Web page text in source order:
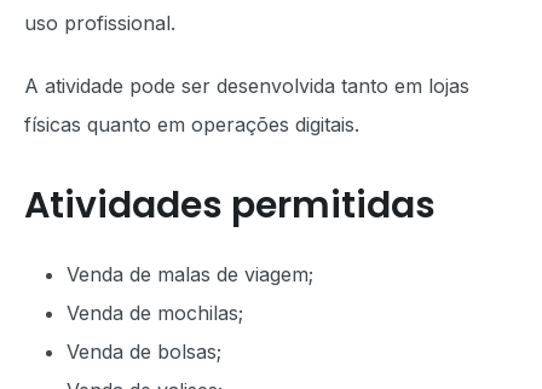
uso profissional.
A atividade pode ser desenvolvida tanto em lojas
físicas quanto em operações digitais.
Atividades permitidas
Venda de malas de viagem;
Venda de mochilas;
Venda de bolsas;